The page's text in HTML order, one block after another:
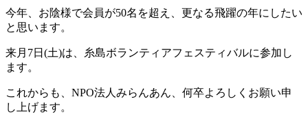
今年、お陰様で会員が50名を超え、更なる飛躍の年にしたい
と思います。
来月7日(土)は、糸島ボランティアフェスティバルに参加し
ます。
これからも、NPO法人みらんあん、何卒よろしくお願い申
し上げます。